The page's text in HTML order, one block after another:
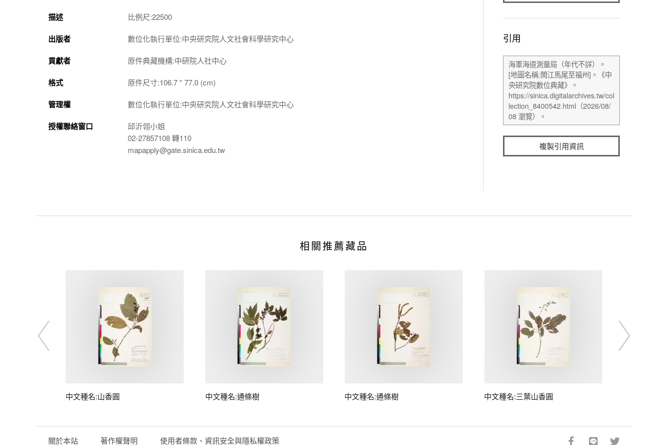
描述
比例尺:22500
出版者 數位化執行單位:中央研究院人文社會科學研究中心
貢獻者 原件典藏機構:中研院人社中心
格式 原件尺寸:106.7 * 77.0 (cm)
管理權 數位化執行單位:中央研究院人文社會科學研究中心
授權聯絡窗口
邱沂翎小姐
02-27857108 轉110
mapapply@gate.sinica.edu.tw
引用
複製引用資訊
相關推薦藏品
中文種名:山香圓 中文種名:通條樹 中文種名:通條樹 中文種名:三葉山香圓
關於本站 著作權聲明 使用者條款、資訊安全與隱私權政策